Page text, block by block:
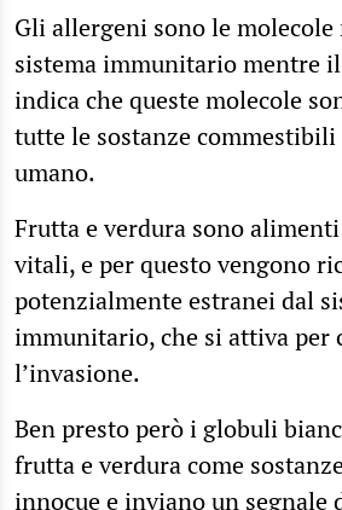
Gli allergeni sono le
sistema immunitario mentre il
indica che queste molecole
tutte le sostanze commestibili
umano.
Frutta e verdura sono
vitali, e per questo vengono
potenzialmente estranei dal
immunitario, che si attiva per
l’invasione.
Ben presto però i globuli
frutta e verdura come
innocue e inviano un segnale